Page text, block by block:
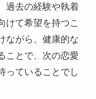
過去の経験や執着
けて希望を持つこ
ながら、健康的な
ことで、次の恋愛
っていることでし